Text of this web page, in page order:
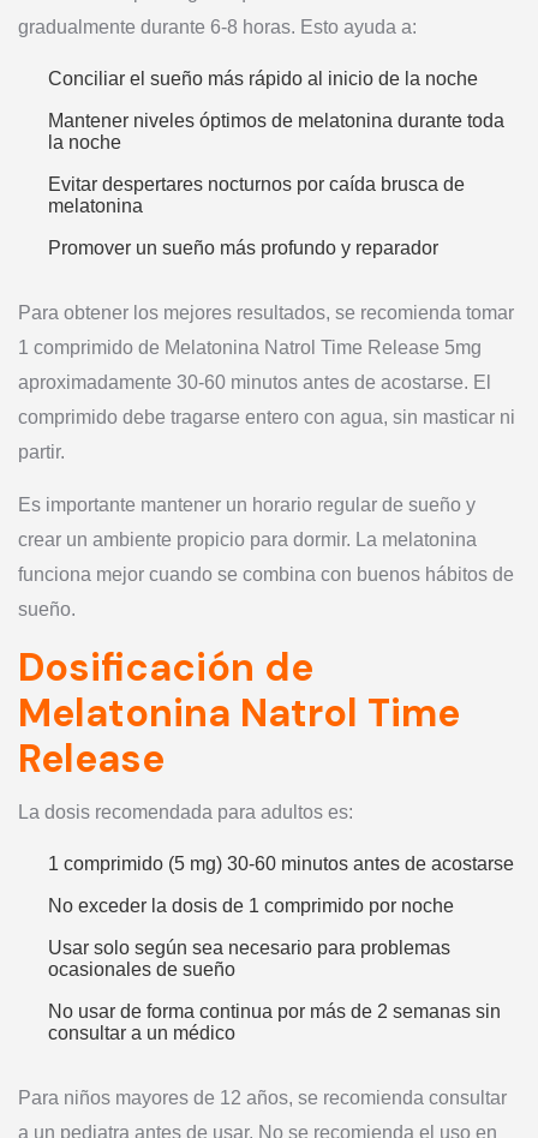
gradualmente durante 6-8 horas. Esto ayuda a:
Conciliar el sueño más rápido al inicio de la noche
Mantener niveles óptimos de melatonina durante toda
la noche
Evitar despertares nocturnos por caída brusca de
melatonina
Promover un sueño más profundo y reparador
Para obtener los mejores resultados, se recomienda tomar
1 comprimido de Melatonina Natrol Time Release 5mg
aproximadamente 30-60 minutos antes de acostarse. El
comprimido debe tragarse entero con agua, sin masticar ni
partir.
Es importante mantener un horario regular de sueño y
crear un ambiente propicio para dormir. La melatonina
funciona mejor cuando se combina con buenos hábitos de
sueño.
Dosificación de
Melatonina Natrol Time
Release
La dosis recomendada para adultos es:
1 comprimido (5 mg) 30-60 minutos antes de acostarse
No exceder la dosis de 1 comprimido por noche
Usar solo según sea necesario para problemas
ocasionales de sueño
No usar de forma continua por más de 2 semanas sin
consultar a un médico
Para niños mayores de 12 años, se recomienda consultar
a un pediatra antes de usar. No se recomienda el uso en